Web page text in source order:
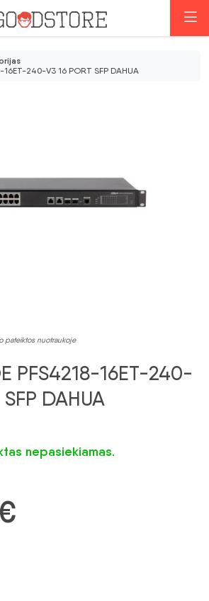
turinio
240-V3 16 PORT SFP DAHUA
pateiktos nuotraukoje
PFS4218-16ET-240-
DAHUA
nepasiekiamas.